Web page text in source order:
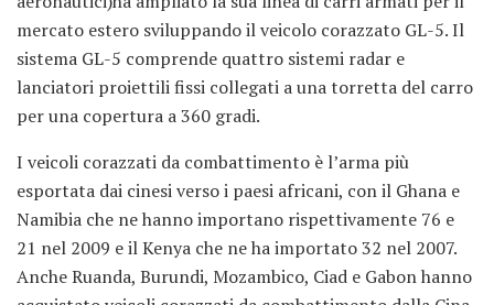
mercato estero sviluppando il veicolo corazzato GL-5. Il
sistema GL-5 comprende quattro sistemi radar e
lanciatori proiettili fissi collegati a una torretta del carro
per una copertura a 360 gradi.
I veicoli corazzati da combattimento è l’arma più
esportata dai cinesi verso i paesi africani, con il Ghana e
Namibia che ne hanno importano rispettivamente 76 e
21 nel 2009 e il Kenya che ne ha importato 32 nel 2007.
Anche Ruanda, Burundi, Mozambico, Ciad e Gabon hanno